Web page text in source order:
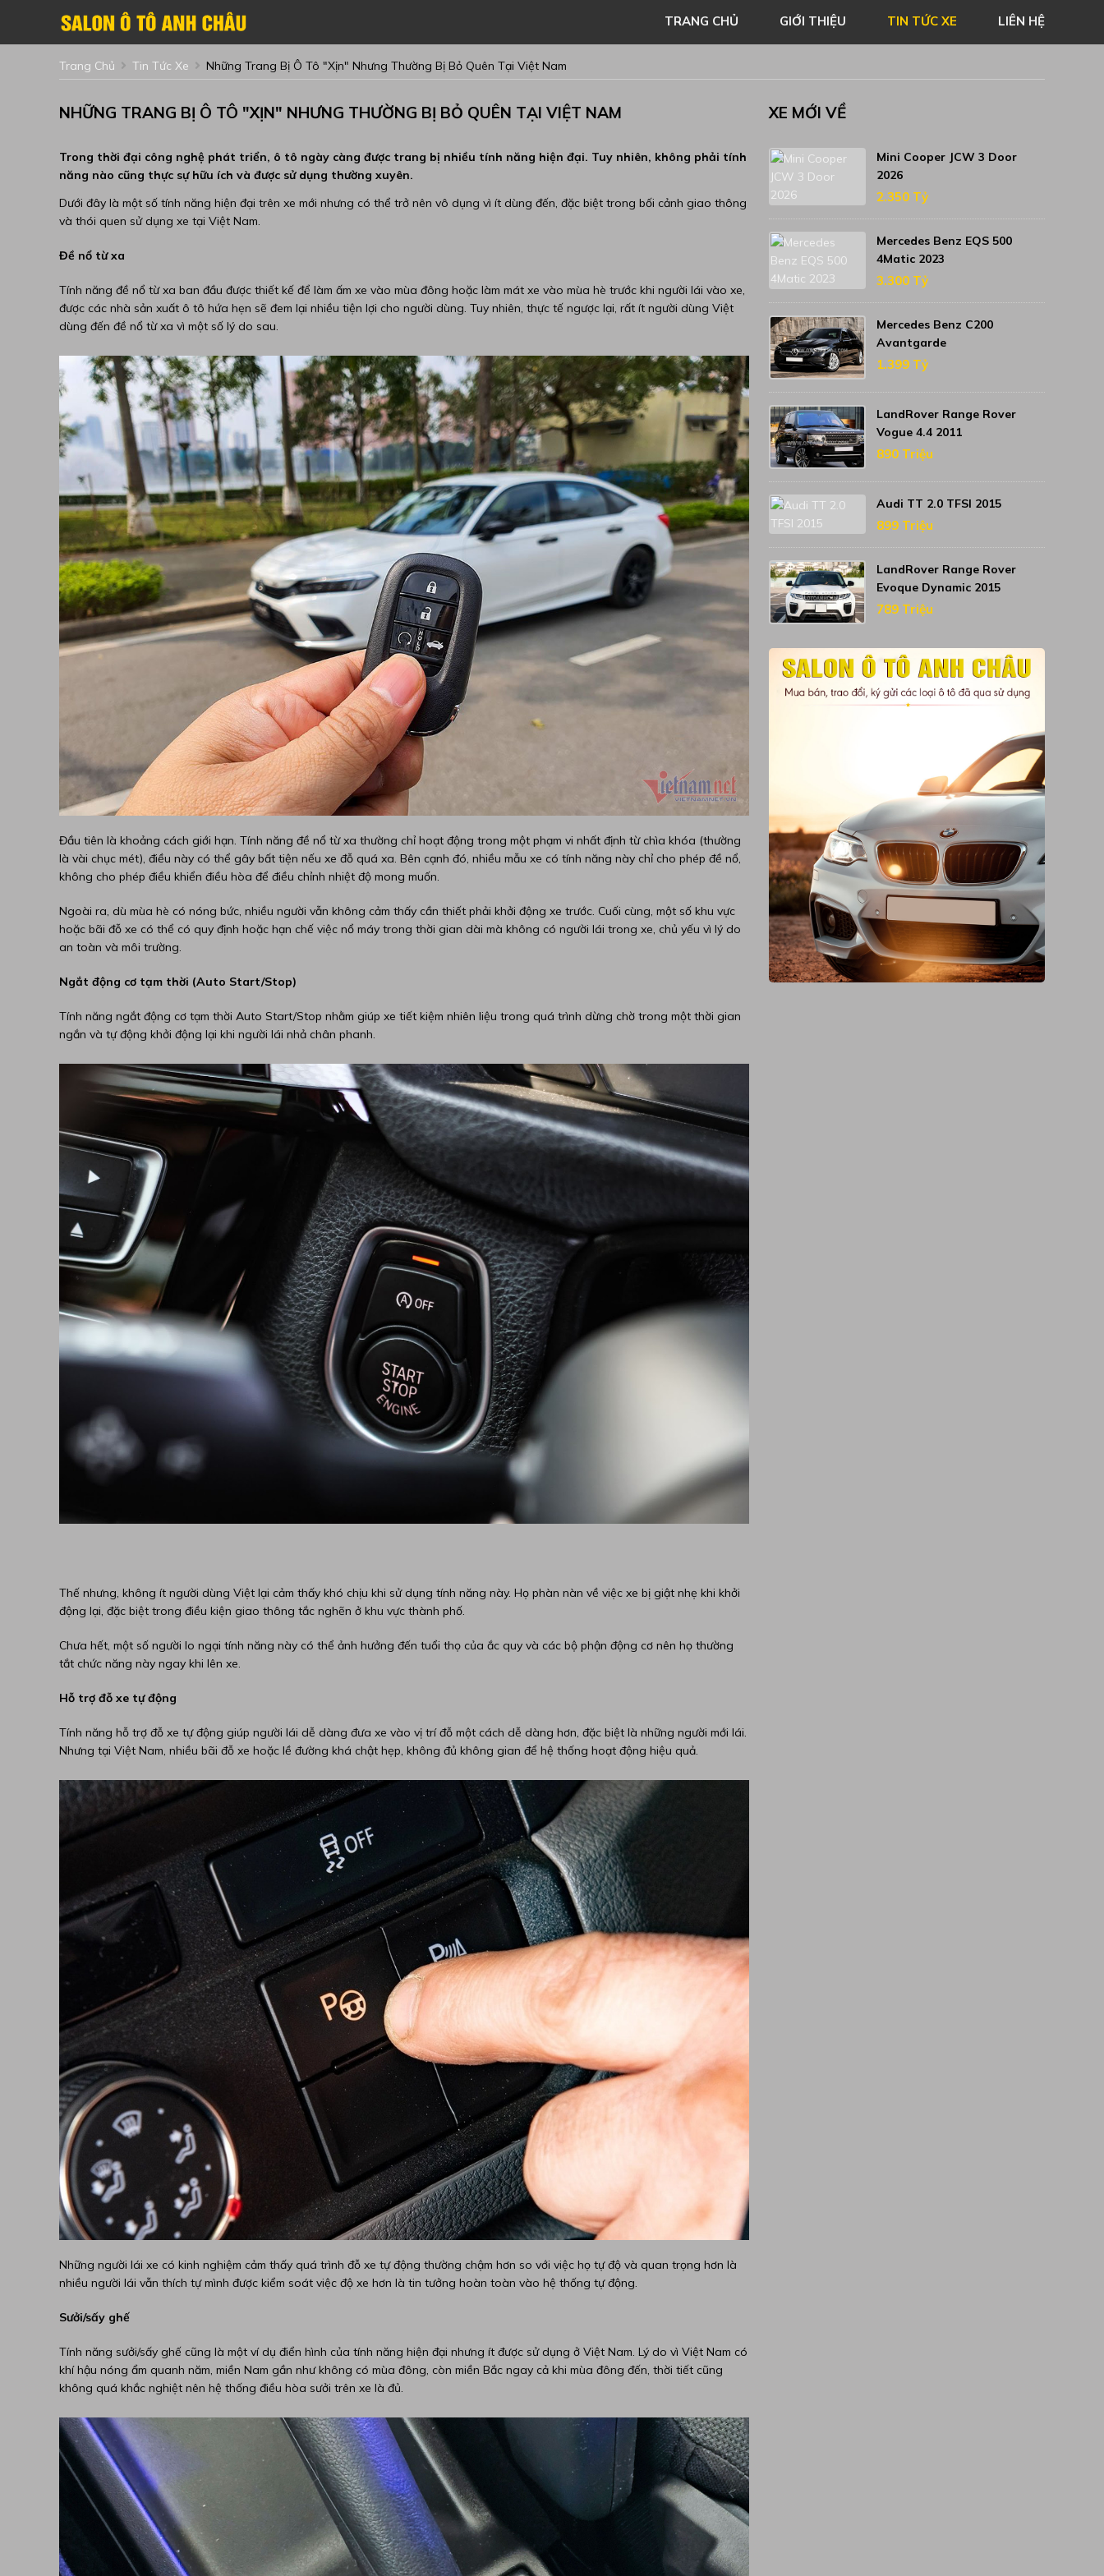
TRANG CHỦ GIỚI THIỆU TIN TỨC XE LIÊN HỆ
Trang Chủ Tin Tức Xe Những Trang Bị Ô Tô "xịn" Nhưng Thường Bị Bỏ Quên Tại Việt Nam
NHỮNG TRANG BỊ Ô TÔ "XỊN" NHƯNG THƯỜNG BỊ BỎ QUÊN TẠI VIỆT NAM
Trong thời đại công nghệ phát triển, ô tô ngày càng được trang bị nhiều tính năng hiện đại. Tuy nhiên, không phải tính
năng nào cũng thực sự hữu ích và được sử dụng thường xuyên.
Dưới đây là một số tính năng hiện đại trên xe mới nhưng có thể trở nên vô dụng vì ít dùng đến, đặc biệt trong bối cảnh giao thông
và thói quen sử dụng xe tại Việt Nam.
Đề nổ từ xa
Tính năng đề nổ từ xa ban đầu được thiết kế để làm ấm xe vào mùa đông hoặc làm mát xe vào mùa hè trước khi người lái vào xe,
được các nhà sản xuất ô tô hứa hẹn sẽ đem lại nhiều tiện lợi cho người dùng. Tuy nhiên, thực tế ngược lại, rất ít người dùng Việt
dùng đến đề nổ từ xa vì một số lý do sau.
Đầu tiên là khoảng cách giới hạn. Tính năng đề nổ từ xa thường chỉ hoạt động trong một phạm vi nhất định từ chìa khóa (thường
là vài chục mét), điều này có thể gây bất tiện nếu xe đỗ quá xa. Bên cạnh đó, nhiều mẫu xe có tính năng này chỉ cho phép đề nổ,
không cho phép điều khiển điều hòa để điều chỉnh nhiệt độ mong muốn.
Ngoài ra, dù mùa hè có nóng bức, nhiều người vẫn không cảm thấy cần thiết phải khởi động xe trước. Cuối cùng, một số khu vực
hoặc bãi đỗ xe có thể có quy định hoặc hạn chế việc nổ máy trong thời gian dài mà không có người lái trong xe, chủ yếu vì lý do
an toàn và môi trường.
Ngắt động cơ tạm thời (Auto Start/Stop)
Tính năng ngắt động cơ tạm thời Auto Start/Stop nhằm giúp xe tiết kiệm nhiên liệu trong quá trình dừng chờ trong một thời gian
ngắn và tự động khởi động lại khi người lái nhả chân phanh.
Thế nhưng, không ít người dùng Việt lại cảm thấy khó chịu khi sử dụng tính năng này. Họ phàn nàn về việc xe bị giật nhẹ khi khởi
động lại, đặc biệt trong điều kiện giao thông tắc nghẽn ở khu vực thành phố.
Chưa hết, một số người lo ngại tính năng này có thể ảnh hưởng đến tuổi thọ của ắc quy và các bộ phận động cơ nên họ thường
tắt chức năng này ngay khi lên xe.
Hỗ trợ đỗ xe tự động
Tính năng hỗ trợ đỗ xe tự động giúp người lái dễ dàng đưa xe vào vị trí đỗ một cách dễ dàng hơn, đặc biệt là những người mới lái.
Nhưng tại Việt Nam, nhiều bãi đỗ xe hoặc lề đường khá chật hẹp, không đủ không gian để hệ thống hoạt động hiệu quả.
Những người lái xe có kinh nghiệm cảm thấy quá trình đỗ xe tự động thường chậm hơn so với việc họ tự độ và quan trọng hơn là
nhiều người lái vẫn thích tự mình được kiểm soát việc độ xe hơn là tin tưởng hoàn toàn vào hệ thống tự động.
Sưởi/sấy ghế
Tính năng sưởi/sấy ghế cũng là một ví dụ điển hình của tính năng hiện đại nhưng ít được sử dụng ở Việt Nam. Lý do vì Việt Nam có
khí hậu nóng ẩm quanh năm, miền Nam gần như không có mùa đông, còn miền Bắc ngay cả khi mùa đông đến, thời tiết cũng
không quá khắc nghiệt nên hệ thống điều hòa sưởi trên xe là đủ.
XE MỚI VỀ
Mini Cooper JCW 3 Door
2026
2.350 Tỷ
Mercedes Benz EQS 500
4Matic 2023
3.300 Tỷ
Mercedes Benz C200
Avantgarde
1.399 Tỷ
LandRover Range Rover
Vogue 4.4 2011
890 Triệu
Audi TT 2.0 TFSI 2015
899 Triệu
LandRover Range Rover
Evoque Dynamic 2015
789 Triệu